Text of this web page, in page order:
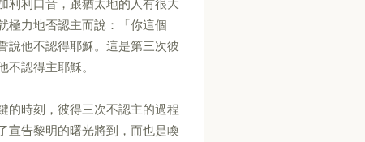
利利口音，跟猶太地的人有很大
極力地否認主而說：「你這個
說他不認得耶穌。這是第三次彼
認得主耶穌。
的時刻，彼得三次不認主的過程
宣告黎明的曙光將到，而也是喚